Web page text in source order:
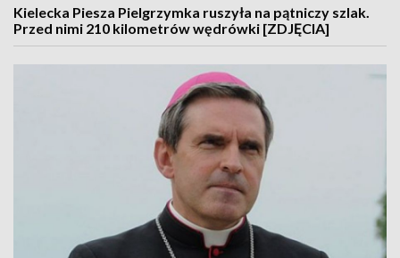
Kielecka Piesza Pielgrzymka ruszyła na pątniczy szlak.
Przed nimi 210 kilometrów wędrówki [ZDJĘCIA]